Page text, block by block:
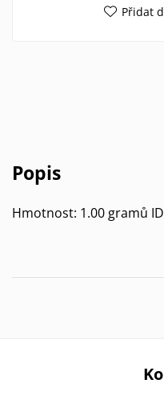
Přidat
Popis
Hmotnost: 1.00 gramů